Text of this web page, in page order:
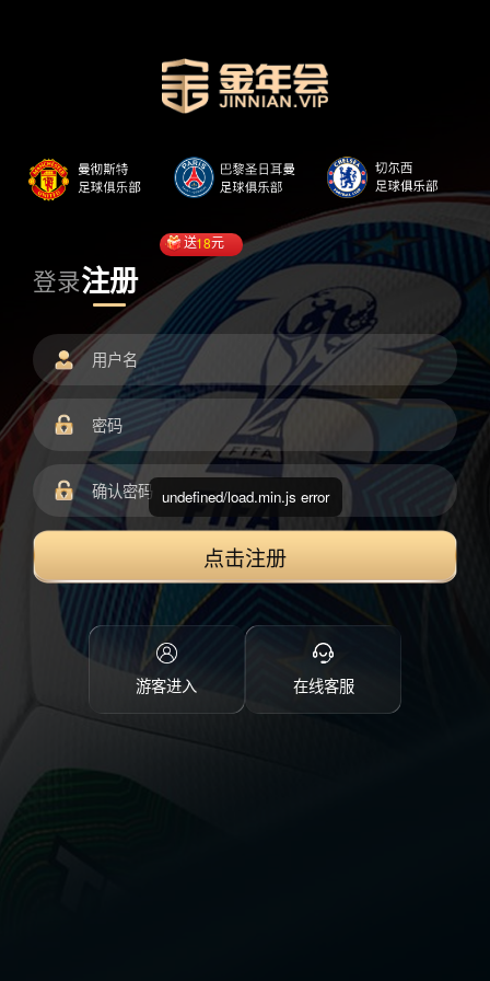
登录注册
送18元
点击注册
游客进入 在线客服
undefined/load.min.js error